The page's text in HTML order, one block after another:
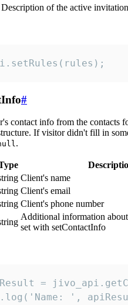
Description of the active
#
contact info from the contacts
If visitor didn't fill in
.
Client's name
Client's email
Client's phone number
Additional information
set with setContactInfo
=
',